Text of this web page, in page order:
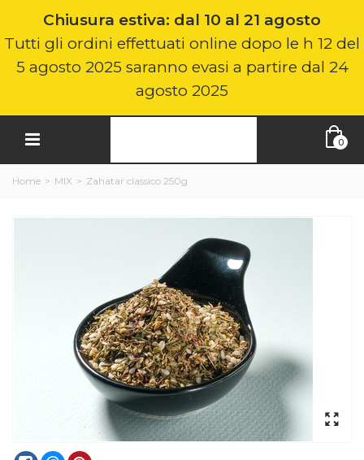
Chiusura estiva: dal 10 al 21 agosto
Tutti gli ordini effettuati online dopo le h 12 del
5 agosto 2025 saranno evasi a partire dal 24
agosto 2025
0
Home > MIX > Zahatar classico 250g